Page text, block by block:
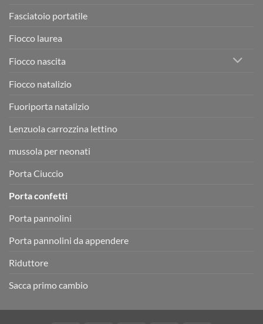
Fasciatoio portatile
Fiocco laurea
Fiocco nascita
Fiocco natalizio
Fuoriporta natalizio
Lenzuola carrozzina lettino
mussola per neonati
Porta Ciuccio
Porta confetti
Porta pannolini
Porta pannolini da appendere
Riduttore
Sacca primo cambio